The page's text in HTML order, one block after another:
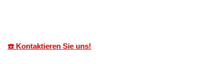
☎️ Kontaktieren Sie uns!